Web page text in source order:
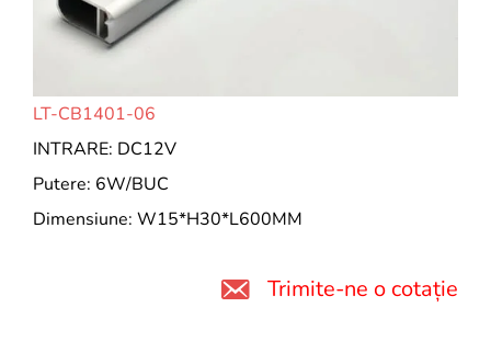
LT-CB1401-06
INTRARE: DC12V
Putere: 6W/BUC
Dimensiune: W15*H30*L600MM
Trimite-ne o cotație